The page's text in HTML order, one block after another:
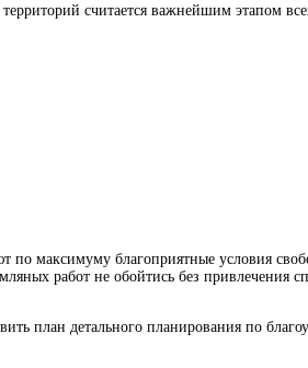
считается важнейшим этапом
максимуму благоприятные условия
работ не обойтись без привлечения
план детального планирования по